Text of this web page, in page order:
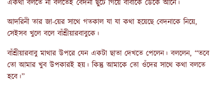
একথা বলতে না বলতেই বেদনা ছুটে গিয়ে বাবাকে ডেকে আনে।
আদরিনী তার জা-য়ের সাথে গতকাল যা যা কথা হয়েছে বেদনাকে নিয়ে,
সেইসব খুলে বলে বাঁশ্রীয়ারবাবুকে।
বাঁশ্রীয়ারবাবু মাথার উপরে যেন একটা ছাতা দেখতে পেলেন। বললেন, “তবে
তো আমার খুব উপকারই হয়। কিন্তু আমাকে তো ওঁদের সাথে কথা বলতে
হবে।”